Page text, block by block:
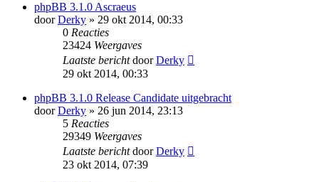
phpBB 3.1.0 Ascraeus
doorDerky » 29 okt 2014, 00:33
0 Reacties
23424 Weergaves
Laatste berichtdoorDerky
29 okt 2014, 00:33
phpBB 3.1.0 Release Candidate uitgebracht
doorDerky » 26 jun 2014, 23:13
5 Reacties
29349 Weergaves
Laatste berichtdoorDerky
23 okt 2014, 07:39